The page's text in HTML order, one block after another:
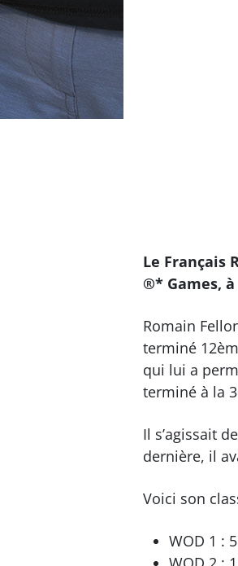
Le Français
®* Games,
Romain
terminé
qui lui a
terminé à la
Il s’agissait
dernière, il
Voici son
WOD 1 :